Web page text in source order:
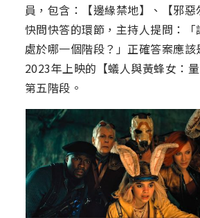
員，包含：【邊緣禁地】、【邪
快問快答的環節，主持人提問：「
處於哪一個階段？」正確答案應
2023年上映的【蟻人與黃蜂女：
第五階段。